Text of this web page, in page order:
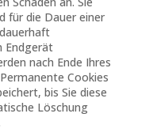
für die Dauer einer
Endgerät
nach Ende Ihres
Cookies
bis Sie diese
Löschung